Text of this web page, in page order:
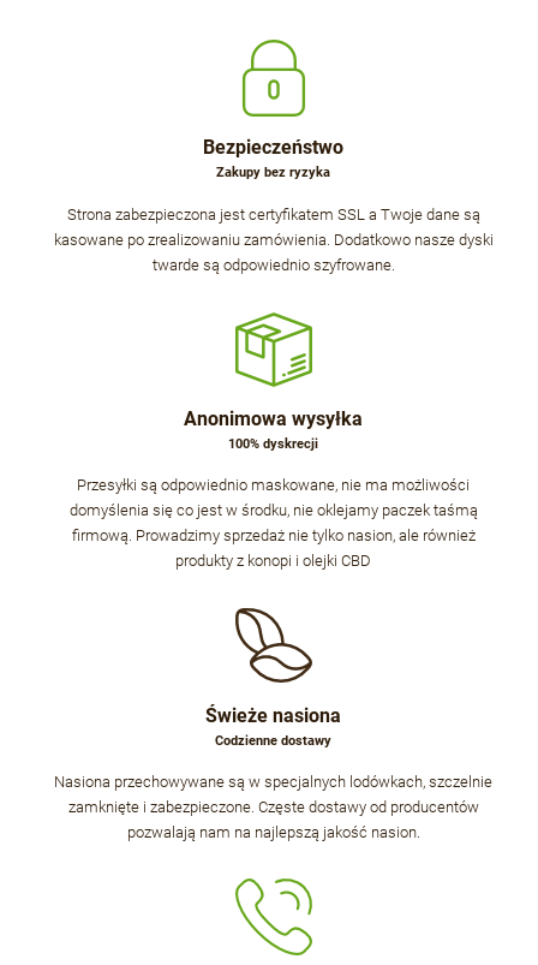
Bezpieczeństwo
Zakupy bez ryzyka
Strona zabezpieczona jest certyfikatem SSL a Twoje dane są
kasowane po zrealizowaniu zamówienia. Dodatkowo nasze dyski
twarde są odpowiednio szyfrowane.
Anonimowa wysyłka
100% dyskrecji
Przesyłki są odpowiednio maskowane, nie ma możliwości
domyślenia się co jest w środku, nie oklejamy paczek taśmą
firmową. Prowadzimy sprzedaż nie tylko nasion, ale również
produkty z konopi i olejki CBD
Świeże nasiona
Codzienne dostawy
Nasiona przechowywane są w specjalnych lodówkach, szczelnie
zamknięte i zabezpieczone. Częste dostawy od producentów
pozwalają nam na najlepszą jakość nasion.